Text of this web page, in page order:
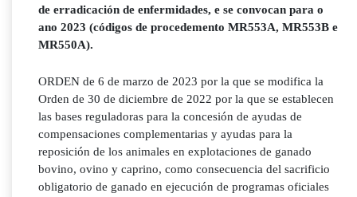
de erradicación de enfermidades, e se convocan para o
ano 2023 (códigos de procedemento MR553A, MR553B e
MR550A).
ORDEN de 6 de marzo de 2023 por la que se modifica la
Orden de 30 de diciembre de 2022 por la que se establecen
las bases reguladoras para la concesión de ayudas de
compensaciones complementarias y ayudas para la
reposición de los animales en explotaciones de ganado
bovino, ovino y caprino, como consecuencia del sacrificio
obligatorio de ganado en ejecución de programas oficiales